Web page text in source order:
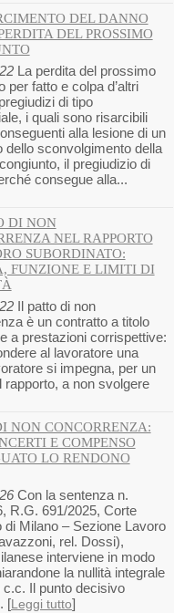
DEL DANNO
DEL PROSSIMO
La perdita del prossimo
per fatto e colpa d’altri
di tipo
i quali sono risarcibili
alla lesione di un
dello sconvolgimento della
il pregiudizio di
consegue alla...
DI NON
NEL RAPPORTO
SUBORDINATO:
FUNZIONE E LIMITI DI
Il patto di non
è un contratto a titolo
a prestazioni corrispettive:
al lavoratore una
si impegna, per un
a non svolgere
NON CONCORRENZA:
E COMPENSO
LO RENDONO
Con la sentenza n.
R.G. 691/2025, Corte
di Milano – Sezione Lavoro
rel. Dossi),
interviene in modo
la nullità integrale
c.c. Il punto decisivo
[Leggi tutto]